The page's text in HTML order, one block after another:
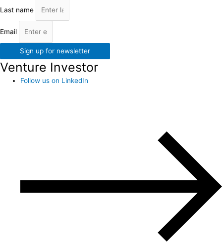
Last name
Email
Sign up for newsletter
Venture Investor
Follow us on LinkedIn